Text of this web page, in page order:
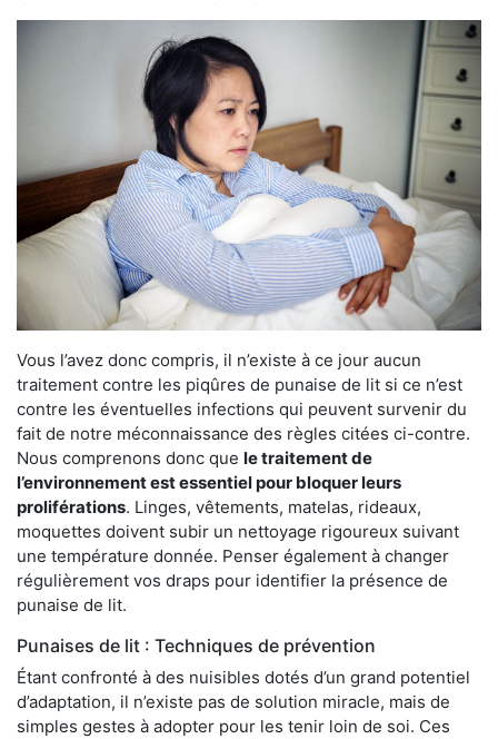
Vous l’avez donc compris, il n’existe à ce jour aucun
traitement contre les piqûres de punaise de lit si ce n’est
contre les éventuelles infections qui peuvent survenir du
fait de notre méconnaissance des règles citées ci-contre.
Nous comprenons donc que le traitement de
l’environnement est essentiel pour bloquer leurs
proliférations. Linges, vêtements, matelas, rideaux,
moquettes doivent subir un nettoyage rigoureux suivant
une température donnée. Penser également à changer
régulièrement vos draps pour identifier la présence de
punaise de lit.
Punaises de lit : Techniques de prévention
Étant confronté à des nuisibles dotés d’un grand potentiel
d’adaptation, il n’existe pas de solution miracle, mais de
simples gestes à adopter pour les tenir loin de soi. Ces